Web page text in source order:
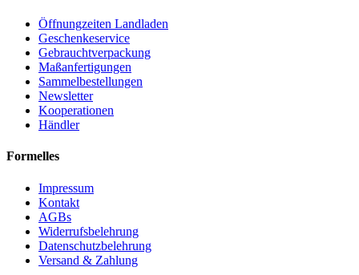
Öffnungzeiten Landladen
Geschenkeservice
Gebrauchtverpackung
Maßanfertigungen
Sammelbestellungen
Newsletter
Kooperationen
Händler
Formelles
Impressum
Kontakt
AGBs
Widerrufsbelehrung
Datenschutzbelehrung
Versand & Zahlung